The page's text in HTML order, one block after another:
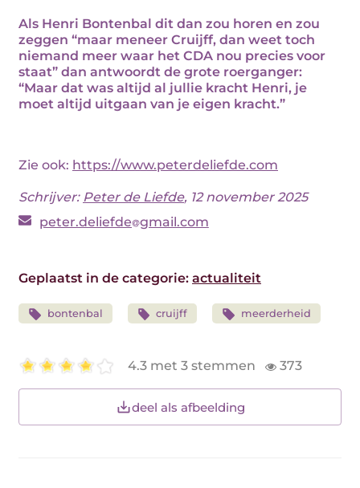
Als Henri Bontenbal dit dan zou horen en zou
zeggen “maar meneer Cruijff, dan weet toch
niemand meer waar het CDA nou precies voor
staat” dan antwoordt de grote roerganger:
“Maar dat was altijd al jullie kracht Henri, je
moet altijd uitgaan van je eigen kracht.”
Zie ook: https://www.peterdeliefde.com
Schrijver: Peter de Liefde, 12 november 2025
peter.deliefde gmail.com
Geplaatst in de categorie: actualiteit
bontenbal cruijff meerderheid
4.3 met 3 stemmen 373
deel als afbeelding